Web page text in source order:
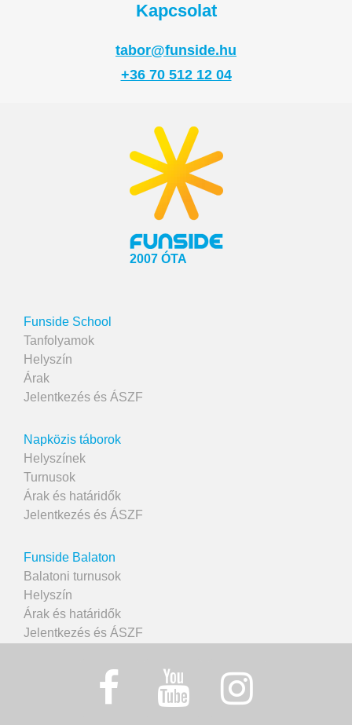
Kapcsolat
tabor@funside.hu
+36 70 512 12 04
2007 ÓTA
Funside School
Tanfolyamok
Helyszín
Árak
Jelentkezés és ÁSZF
Napközis táborok
Helyszínek
Turnusok
Árak és határidők
Jelentkezés és ÁSZF
Funside Balaton
Balatoni turnusok
Helyszín
Árak és határidők
Jelentkezés és ÁSZF